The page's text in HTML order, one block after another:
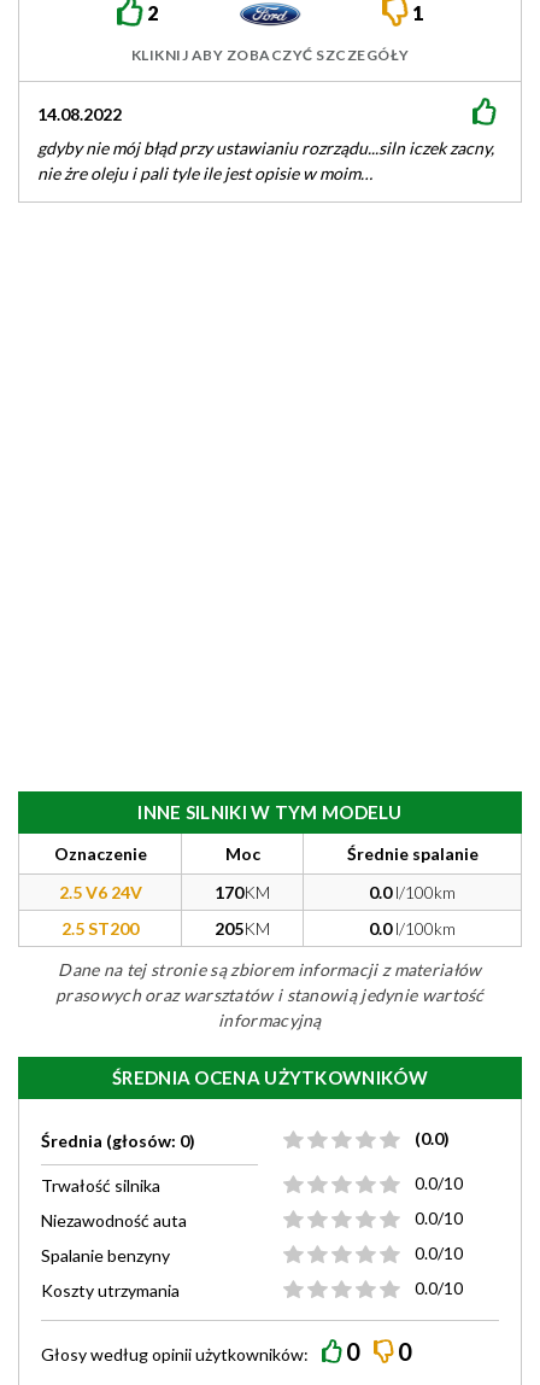
2 1
KLIKNIJ ABY ZOBACZYĆ SZCZEGÓŁY
14.08.2022
gdyby nie mój błąd przy ustawianiu rozrządu...siln iczek zacny,
nie żre oleju i pali tyle ile jest opisie w moim…
INNE SILNIKI W TYM MODELU
Oznaczenie Moc
Średnie spalanie
2.5 V6 24V
170KM 0.0l/100km
2.5 ST200
205KM 0.0l/100km
Dane na tej stronie są zbiorem informacji z materiałów
prasowych oraz warsztatów i stanowią jedynie wartość
informacyjną
ŚREDNIA OCENA UŻYTKOWNIKÓW
Średnia (głosów: 0) (0.0)
Trwałość silnika
0.0/10
Niezawodność auta
0.0/10
Spalanie benzyny
0.0/10
Koszty utrzymania
0.0/10
Głosy wedługopiniiużytkowników: 0 0